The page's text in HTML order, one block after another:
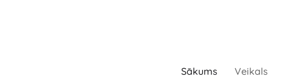
Sākums Veikals